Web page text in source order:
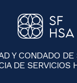
Y CONDADO DE
DE SERVICIOS